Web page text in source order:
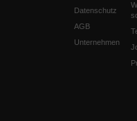
Datenschutz
AGB
Unternehmen